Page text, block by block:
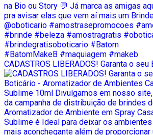
CADASTROS LIBERADOS! Garanta o seu